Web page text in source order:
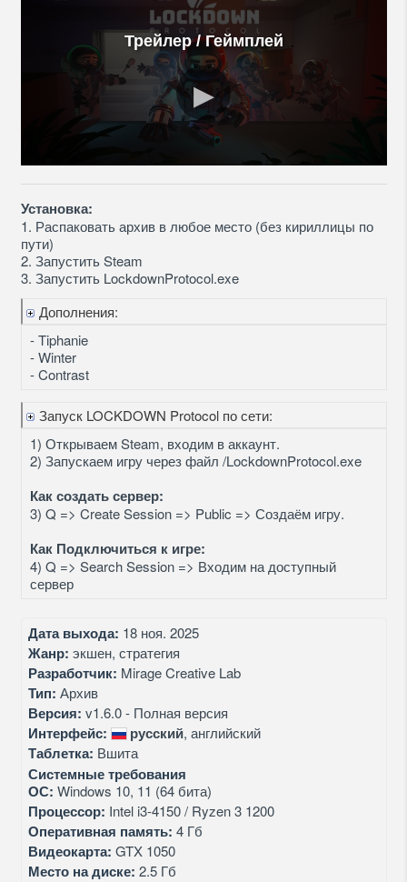
Трейлер / Геймплей
Установка:
1. Распаковать архив в любое место (без кириллицы по
пути)
2. Запустить Steam
3. Запустить LockdownProtocol.exe
Дополнения:
- Tiphanie
- Winter
- Contrast
Запуск LOCKDOWN Protocol по сети:
1) Открываем Steam, входим в аккаунт.
2) Запускаем игру через файл /LockdownProtocol.exe
Как создать сервер:
3) Q => Create Session => Public => Создаём игру.
Как Подключиться к игре:
4) Q => Search Session => Входим на доступный
сервер
Дата выхода: 18 ноя. 2025
Жанр: экшен, стратегия
Разработчик: Mirage Creative Lab
Тип: Архив
Версия: v1.6.0 - Полная версия
Интерфейс: русский, английский
Таблетка: Вшита
Системные требования
ОС: Windows 10, 11 (64 бита)
Процессор: Intel i3-4150 / Ryzen 3 1200
Оперативная память: 4 Гб
Видеокарта: GTX 1050
Место на диске: 2.5 Гб